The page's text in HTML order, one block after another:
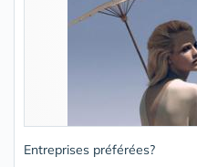
Entreprises préférées?